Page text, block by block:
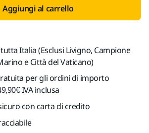
Aggiungi al carrello
Italia (Esclusi Livigno, Campione
e Città del Vaticano)
per gli ordini di importo
IVA inclusa
con carta di credito